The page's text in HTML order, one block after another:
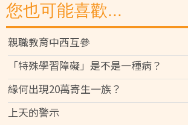
您也可能喜歡...
親職教育中西互參
「特殊學習障礙」是不是一種病？
緣何出現20萬寄生一族？
上天的警示